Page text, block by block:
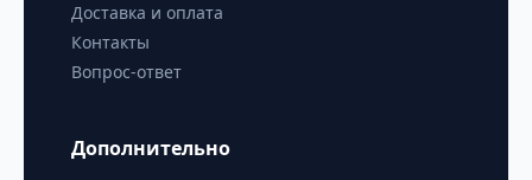
Доставка и оплата
Контакты
Вопрос-ответ
Дополнительно